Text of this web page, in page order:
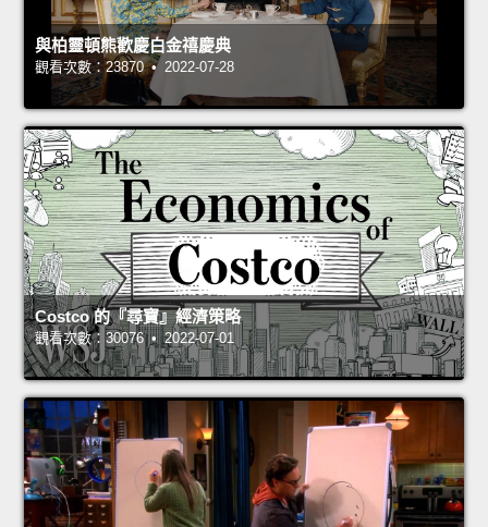
與柏靈頓熊歡慶白金禧慶典
觀看次數：23870 • 2022-07-28
Costco 的『尋寶』經濟策略
觀看次數：30076 • 2022-07-01